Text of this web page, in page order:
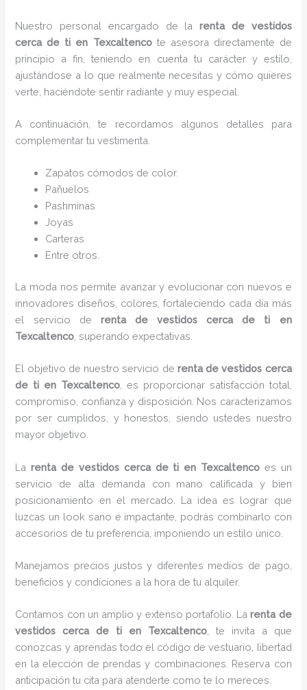
Nuestro personal encargado de larenta de vestidos
cerca de ti en Texcaltencote asesora directamente de
principio a fin, teniendo en cuenta tu carácter y estilo,
ajustándose a lo que realmente necesitas y cómo quieres
verte, haciéndote sentir radiante y muy especial.
A continuación, te recordamos algunos detalles para
complementar tu vestimenta.
Zapatos cómodos de color.
Pañuelos
Pashminas
Joyas
Carteras
Entre otros.
La moda nos permite avanzar y evolucionar con nuevos e
innovadores diseños, colores, fortaleciendo cada día más
el servicio de renta de vestidos cerca de ti en
Texcaltenco , superando expectativas.
El objetivo de nuestro servicio de renta de vestidos cerca
de ti en Texcaltenco, es proporcionar satisfacción total,
compromiso, confianza y disposición. Nos caracterizamos
por ser cumplidos, y honestos, siendo ustedes nuestro
mayor objetivo.
Larenta de vestidos cerca de ti en Texcaltenco es un
servicio de alta demanda con mano calificada y bien
posicionamiento en el mercado. La idea es lograr que
luzcas un look sano e impactante, podrás combinarlo con
accesorios de tu preferencia, imponiendo un estilo único.
Manejamos precios justos y diferentes medios de pago,
beneficios y condiciones a la hora de tu alquiler.
Contamos con un amplio y extenso portafolio. Larenta de
vestidos cerca de ti en Texcaltenco, te invita a que
conozcas y aprendas todo el código de vestuario, libertad
en la elección de prendas y combinaciones. Reserva con
anticipación tu cita para atenderte como te lo mereces.